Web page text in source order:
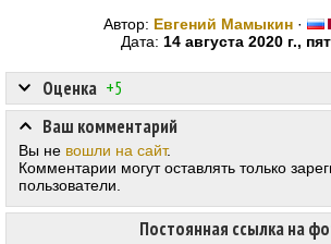
Автор: Евгений Мамыкин·
Дата: 14 августа 2020 г.,
Оценка +5
Постоянная ссылка на
Ваш комментарий
Вы не вошли на сайт.
Комментарии могут оставлять только
пользователи.